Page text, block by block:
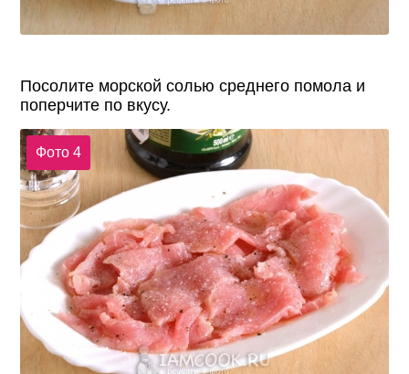
Посолите морской солью среднего помола и
поперчите по вкусу.
Фото 4